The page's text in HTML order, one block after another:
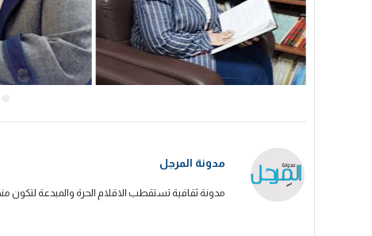
مدونة المرجل
مدونة ثقافية تستقطب الاقلام الحرة والمبدعة لتكون